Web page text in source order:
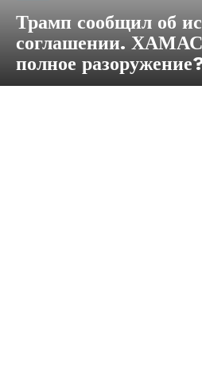
Трамп сообщил об
соглашении. ХАМАС
полное